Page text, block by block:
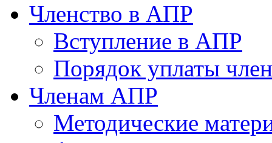
Членство в АПР
Вступление в АПР
Порядок уплаты
Членам АПР
Методические